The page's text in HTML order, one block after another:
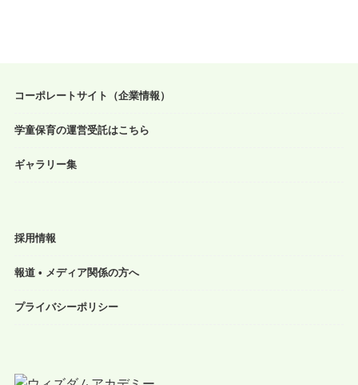
コーポレートサイト（企業情報）
学童保育の運営受託はこちら
ギャラリー集
採用情報
報道 • メディア関係の方へ
プライバシーポリシー